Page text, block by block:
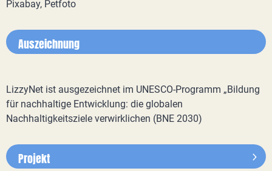
Pixabay, Petfoto
Auszeichnung
LizzyNet ist ausgezeichnet im UNESCO-Programm „Bildung
für nachhaltige Entwicklung: die globalen
Nachhaltigkeitsziele verwirklichen (BNE 2030)
Projekt